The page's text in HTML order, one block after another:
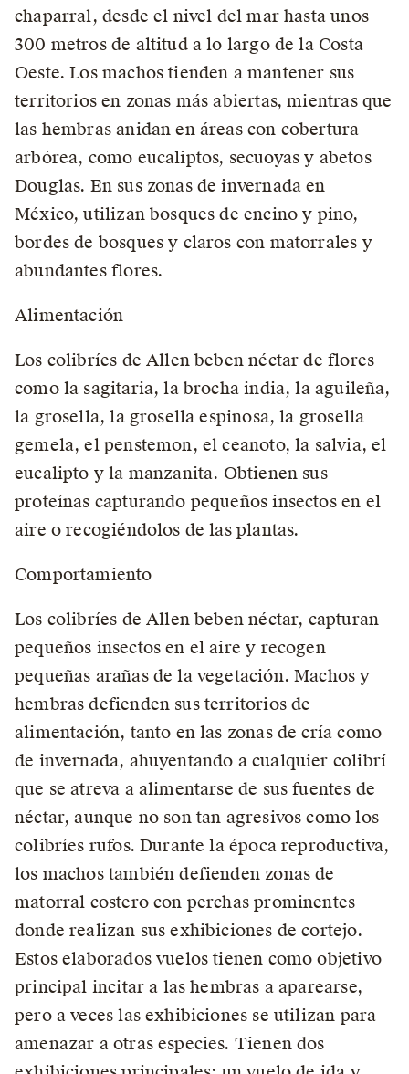
chaparral, desde el nivel del mar hasta unos
300 metros de altitud a lo largo de la Costa
Oeste. Los machos tienden a mantener sus
territorios en zonas más abiertas, mientras que
las hembras anidan en áreas con cobertura
arbórea, como eucaliptos, secuoyas y abetos
Douglas. En sus zonas de invernada en
México, utilizan bosques de encino y pino,
bordes de bosques y claros con matorrales y
abundantes flores.
Alimentación
Los colibríes de Allen beben néctar de flores
como la sagitaria, la brocha india, la aguileña,
la grosella, la grosella espinosa, la grosella
gemela, el penstemon, el ceanoto, la salvia, el
eucalipto y la manzanita. Obtienen sus
proteínas capturando pequeños insectos en el
aire o recogiéndolos de las plantas.
Comportamiento
Los colibríes de Allen beben néctar, capturan
pequeños insectos en el aire y recogen
pequeñas arañas de la vegetación. Machos y
hembras defienden sus territorios de
alimentación, tanto en las zonas de cría como
de invernada, ahuyentando a cualquier colibrí
que se atreva a alimentarse de sus fuentes de
néctar, aunque no son tan agresivos como los
colibríes rufos. Durante la época reproductiva,
los machos también defienden zonas de
matorral costero con perchas prominentes
donde realizan sus exhibiciones de cortejo.
Estos elaborados vuelos tienen como objetivo
principal incitar a las hembras a aparearse,
pero a veces las exhibiciones se utilizan para
amenazar a otras especies. Tienen dos